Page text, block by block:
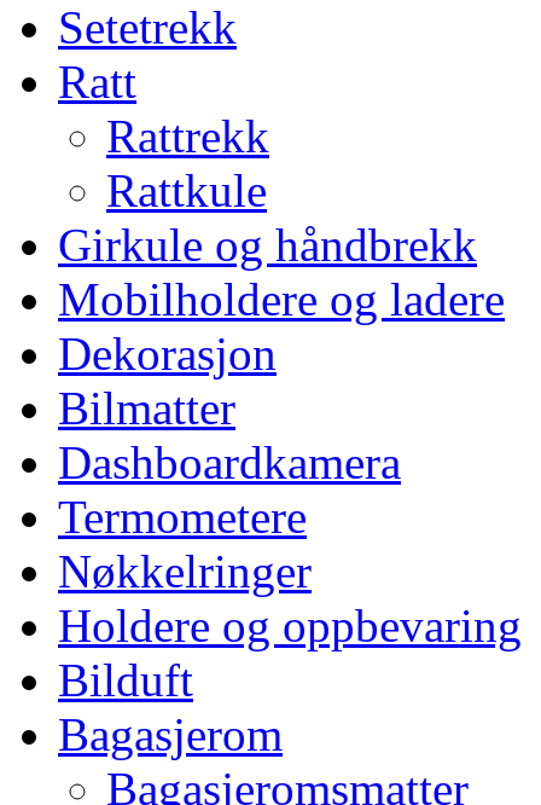
Setetrekk
Ratt
Rattrekk
Rattkule
Girkule og håndbrekk
Mobilholdere og ladere
Dekorasjon
Bilmatter
Dashboardkamera
Termometere
Nøkkelringer
Holdere og oppbevaring
Bilduft
Bagasjerom
Bagasjeromsmatter